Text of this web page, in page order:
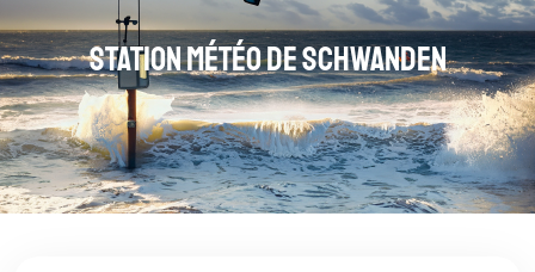
Station météo de Schwanden